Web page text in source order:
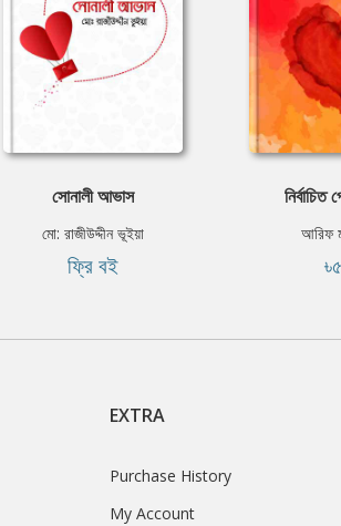
সোনালী আভাস
মো: রাজীউদ্দীন ভূইয়া
ফ্রি বই
নির্বাচিত
আরিফ
EXTRA
Purchase History
My Account